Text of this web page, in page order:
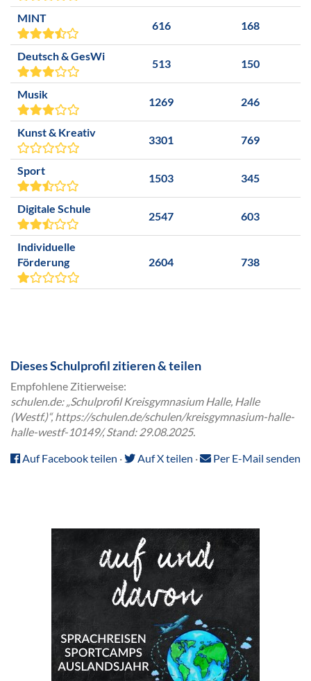
MINT
616 168
Deutsch & GesWi
513 150
Musik
1269 246
Kunst & Kreativ
3301 769
Sport
1503 345
Digitale Schule
2547 603
Individuelle
Förderung
2604 738
Dieses Schulprofil zitieren & teilen
Empfohlene Zitierweise:
schulen.de: „Schulprofil Kreisgymnasium Halle, Halle
(Westf.)“, https://schulen.de/schulen/kreisgymnasium-halle-
halle-westf-10149/, Stand: 29.08.2025.
Auf Facebook teilen · Auf X teilen · Per E-Mail senden